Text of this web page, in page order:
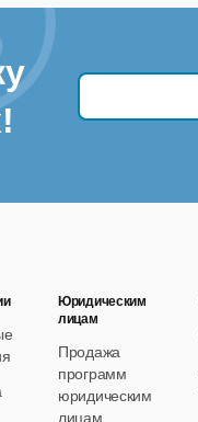
Юридическим
лицам
Продажа
программ
юридическим
лицам